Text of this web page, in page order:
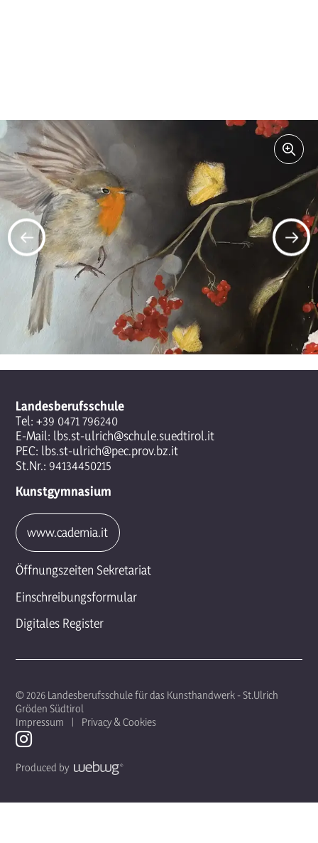
Landesberufsschule
Tel: +39 0471 796240
E-Mail: lbs.st-ulrich@schule.suedtirol.it
PEC: lbs.st-ulrich@pec.prov.bz.it
St.Nr.: 94134450215
Kunstgymnasium
www.cademia.it
Öffnungszeiten Sekretariat
Einschreibungsformular
Digitales Register
© 2026 Landesberufsschule für das Kunsthandwerk - St.Ulrich
Gröden Südtirol
Impressum
Privacy & Cookies
Produced by